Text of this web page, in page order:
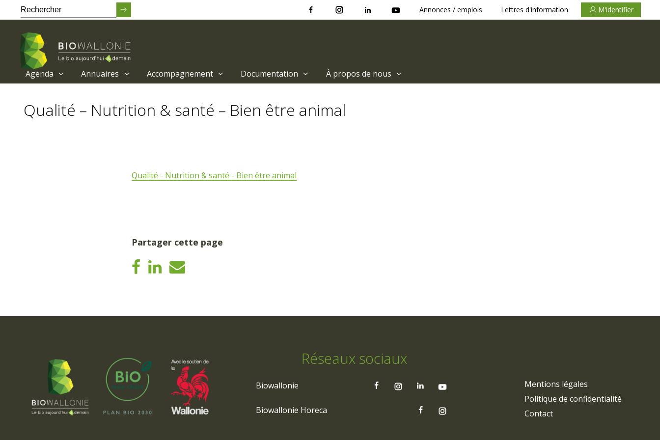
contenu
principal
Annonces / emplois Lettres d'information M'identifier
Agenda Annuaires Accompagnement Documentation À propos de nous
Qualité – Nutrition & santé – Bien être animal
Qualité - Nutrition & santé - Bien être animal
Partager cette page
Réseaux sociaux
Biowallonie
Biowallonie Horeca
Mentions légales
Politique de confidentialité
Contact